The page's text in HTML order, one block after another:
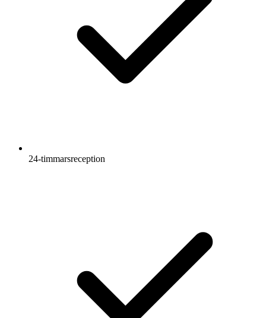
24-timmarsreception